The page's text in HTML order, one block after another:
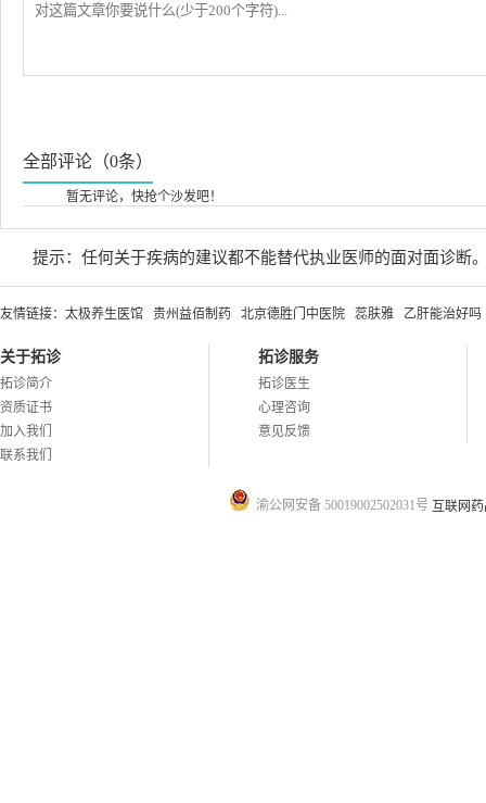
全部评论（0条）
暂无评论，快抢个沙发吧！
提示：任何关于疾病的建议都不能替代执业医师的面对面诊断
友情链接： 太极养生医馆 贵州益佰制药 北京德胜门中医院 蕊肤雅 乙肝能治好吗
关于拓诊
拓诊简介
资质证书
加入我们
联系我们
拓诊服务
拓诊医生
心理咨询
意见反馈
渝公网安备 50019002502031号 互联网